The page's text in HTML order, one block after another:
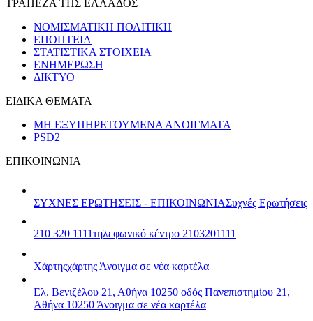
ΤΡΑΠΕΖΑ ΤΗΣ ΕΛΛΑΔΟΣ
ΝΟΜΙΣΜΑΤΙΚΗ ΠΟΛΙΤΙΚΗ
ΕΠΟΠΤΕΙΑ
ΣΤΑΤΙΣΤΙΚΑ ΣΤΟΙΧΕΙΑ
ΕΝΗΜΕΡΩΣΗ
ΔΙΚΤΥΟ
ΕΙΔΙΚΑ ΘΕΜΑΤΑ
ΜΗ ΕΞΥΠΗΡΕΤΟΥΜΕΝΑ ΑΝΟΙΓΜΑΤΑ
PSD2
ΕΠΙΚΟΙΝΩΝΙΑ
ΣΥΧΝΕΣ ΕΡΩΤΗΣΕΙΣ - ΕΠΙΚΟΙΝΩΝΙΑΣυχνές Ερωτήσεις
210 320 1111τηλεφωνικό κέντρο 2103201111
Χάρτηςχάρτης Άνοιγμα σε νέα καρτέλα
Ελ. Βενιζέλου 21, Αθήνα 10250 οδός Πανεπιστημίου 21,
Αθήνα 10250 Άνοιγμα σε νέα καρτέλα